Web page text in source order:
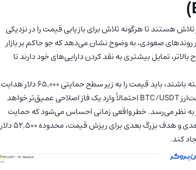
هستند تا هرگونه تلاش برای بازیابی قیمت را در نزدیکی
در روندهای صعودی، به وضوح نشان می‌دهد که جو حاکم بر بازار
تمایل بیشتری به نقد کردن دارایی‌های خود دارند تا
برای اینکه فروشندگان بتوانند کنترل کامل روند را در دست داشته باشند، باید قیمت را به زیر سطح حمایتی ۶۵,۰۰۰ دلار هدایت
کنند. اگر این اتفاق رخ دهد و قیمت زیر این مرز تثبیت شود، جفت‌ارز BTC/USDT احتمالاً وارد یک فاز اصلاحی عمیق‌تر خواهد
۶۰,۰۰۰ دلار اجتناب‌ناپذیر به نظر می‌رسد. خطر واقعی زمانی احساس می‌شود که حمایت
۶۰,۰۰۰ دلاری در هم بشکند چرا که در چنین شرایطی، ایستگاه بعدی و هدف بزرگ بعدی برای ریزش قیمت، محدوده ۵۲,۵۰۰ دلار
کند.